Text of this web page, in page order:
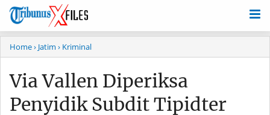
Home› Jatim › Kriminal
Via Vallen Diperiksa
Penyidik Subdit Tipidter